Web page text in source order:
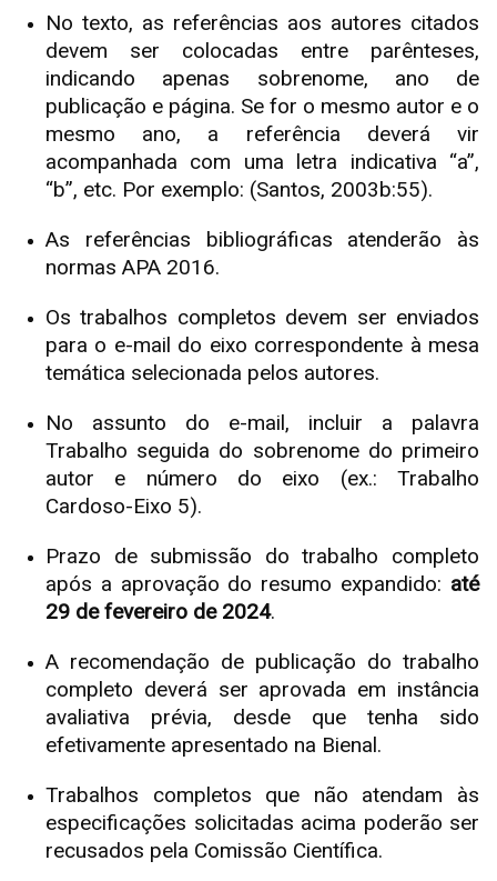
No texto, as referências aos autores citados
devem ser colocadas entre parênteses,
indicando apenas sobrenome, ano de
publicação e página. Se for o mesmo autor e o
mesmo ano, a referência deverá vir
acompanhada com uma letra indicativa “a”,
“b”, etc. Por exemplo: (Santos, 2003b:55).
As referências bibliográficas atenderão às
normas APA 2016.
Os trabalhos completos devem ser enviados
para o e-mail do eixo correspondente à mesa
temática selecionada pelos autores.
No assunto do e-mail, incluir a palavra
Trabalho seguida do sobrenome do primeiro
autor e número do eixo (ex.: Trabalho
Cardoso-Eixo 5).
Prazo de submissão do trabalho completo
após a aprovação do resumo expandido: até
29 de fevereiro de 2024.
A recomendação de publicação do trabalho
completo deverá ser aprovada em instância
avaliativa prévia, desde que tenha sido
efetivamente apresentado na Bienal.
Trabalhos completos que não atendam às
especificações solicitadas acima poderão ser
recusados pela Comissão Científica.